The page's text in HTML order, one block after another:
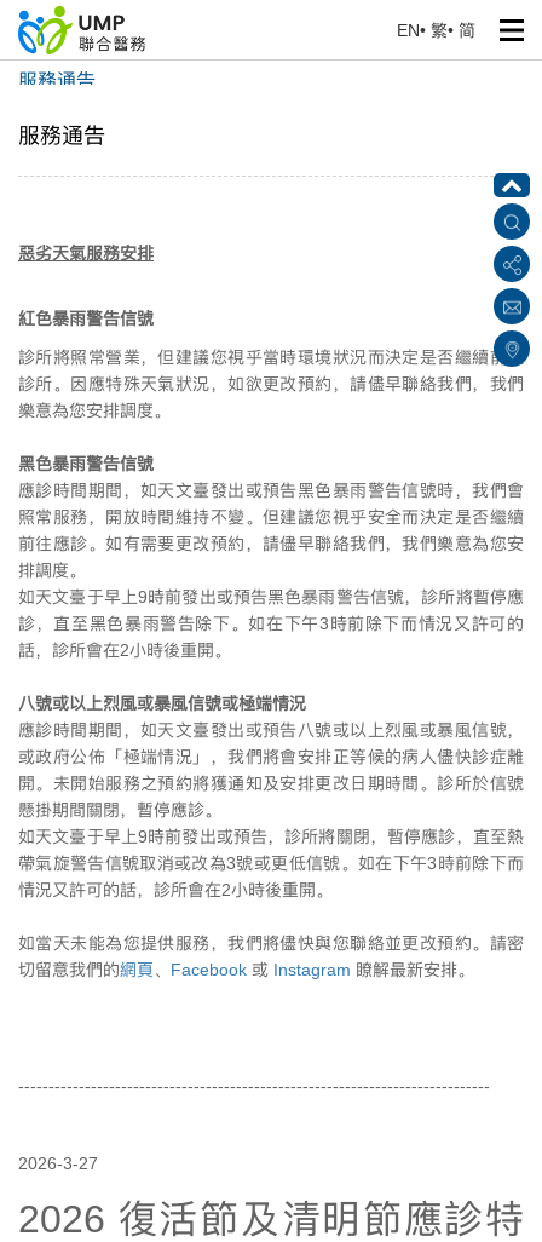
EN• 繁• 简
服務通告
服務通告
惡劣天氣服務安排
紅色暴雨警告信號
診所將照常營業，但建議您視乎當時環境狀況而決定是否繼續前往
診所。因應特殊天氣狀況，如欲更改預約，請儘早聯絡我們，我們
樂意為您安排調度。
黑色暴雨警告信號
應診時間期間，如天文臺發出或預告黑色暴雨警告信號時，我們會
照常服務，開放時間維持不變。但建議您視乎安全而決定是否繼續
前往應診。如有需要更改預約，請儘早聯絡我們，我們樂意為您安
排調度。
如天文臺于早上9時前發出或預告黑色暴雨警告信號，診所將暫停應
診，直至黑色暴雨警告除下。如在下午3時前除下而情況又許可的
話，診所會在2小時後重開。
八號或以上烈風或暴風信號或極端情況
應診時間期間，如天文臺發出或預告八號或以上烈風或暴風信號，
或政府公佈「極端情況」，我們將會安排正等候的病人儘快診症離
開。未開始服務之預約將獲通知及安排更改日期時間。診所於信號
懸掛期間關閉，暫停應診。
如天文臺于早上9時前發出或預告，診所將關閉，暫停應診，直至熱
帶氣旋警告信號取消或改為3號或更低信號。如在下午3時前除下而
情況又許可的話，診所會在2小時後重開。
如當天未能為您提供服務，我們將儘快與您聯絡並更改預約。請密
切留意我們的網頁、 Facebook 或 Instagram 瞭解最新安排。
------------------------------------------------------------------------------
2026-3-27
2026 復活節及清明節應診特